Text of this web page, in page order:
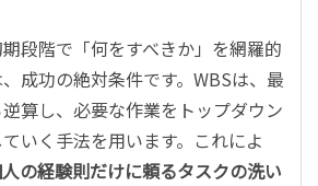
段階で「何をすべきか」を網羅的
成功の絶対条件です。WBSは、最
算し、必要な作業をトップダウン
いく手法を用います。これによ
の経験則だけに頼るタスクの洗い